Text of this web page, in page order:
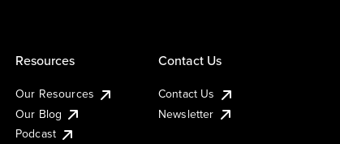
Resources
Our Resources
Our Blog
Podcast
Contact Us
Contact Us
Newsletter